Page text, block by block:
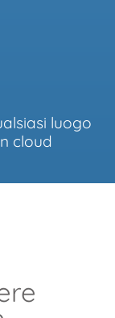
luogo
cloud